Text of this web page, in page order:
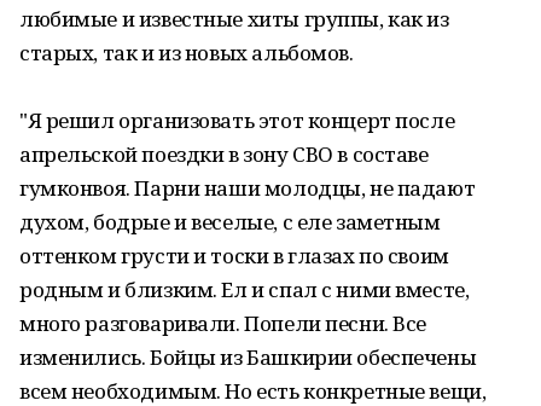
любимые и известные хиты группы, как из
старых, так и из новых альбомов.
"Я решил организовать этот концерт после
апрельской поездки в зону СВО в составе
гумконвоя. Парни наши молодцы, не падают
духом, бодрые и веселые, с еле заметным
оттенком грусти и тоски в глазах по своим
родным и близким. Ел и спал с ними вместе,
много разговаривали. Попели песни. Все
изменились. Бойцы из Башкирии обеспечены
всем необходимым. Но есть конкретные вещи,